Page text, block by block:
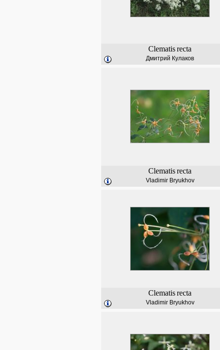
Clematisrecta
Дмитрий Кулаков
Clematisrecta
Vladimir Bryukhov
Clematisrecta
Vladimir Bryukhov